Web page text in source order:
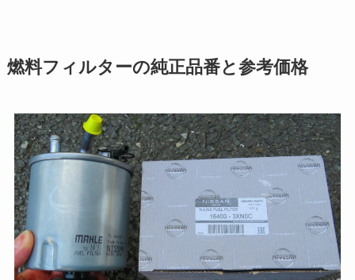
燃料フィルターの純正品番と参考価格